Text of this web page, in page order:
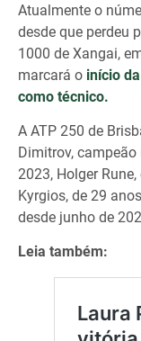
Atualmente o
desde que perdeu
1000 de Xangai,
marcará o início
como técnico.
A ATP 250 de
Dimitrov,
2023, Holger
Kyrgios, de 29
desde junho de
Leia também: